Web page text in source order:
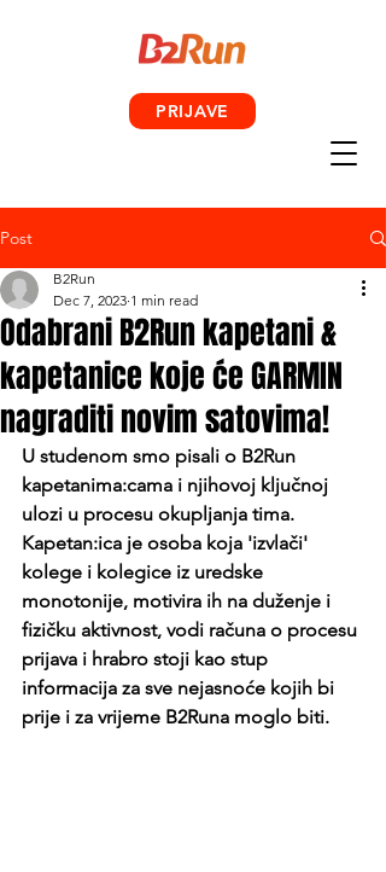
PRIJAVE
Post
Odabrani B2Run kapetani &
kapetanice koje će GARMIN
nagraditi novim satovima!
B2Run
Dec 7, 2023 1 min read
U studenom smo pisali o B2Run
kapetanima:cama i njihovoj ključnoj
ulozi u procesu okupljanja tima.
Kapetan:ica je osoba koja 'izvlači'
kolege i kolegice iz uredske
monotonije, motivira ih na duženje i
fizičku aktivnost, vodi računa o procesu
prijava i hrabro stoji kao stup
informacija za sve nejasnoće kojih bi
prije i za vrijeme B2Runa moglo biti.